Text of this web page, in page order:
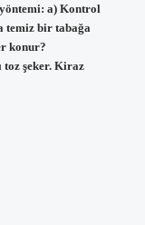
a) Kontrol
temiz bir tabağa
konur?
toz şeker. Kiraz